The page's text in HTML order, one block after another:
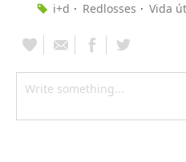
i+d
Redlosses Vida